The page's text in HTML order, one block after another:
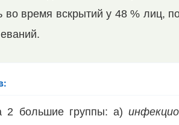
время вскрытий у 48 % лиц,
2 большие группы: а)